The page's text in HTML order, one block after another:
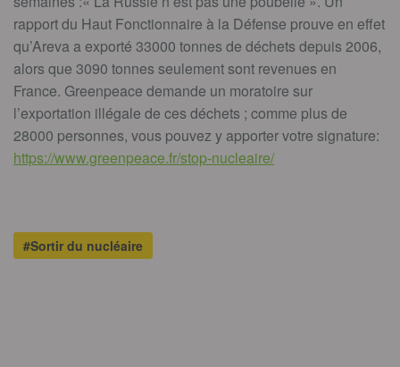
rapport du Haut Fonctionnaire à la Défense prouve en effet
qu’Areva a exporté 33000 tonnes de déchets depuis 2006,
alors que 3090 tonnes seulement sont revenues en
France. Greenpeace demande un moratoire sur
l’exportation illégale de ces déchets ; comme plus de
28000 personnes, vous pouvez y apporter votre signature:
https://www.greenpeace.fr/stop-nucleaire/
#Sortir du nucléaire